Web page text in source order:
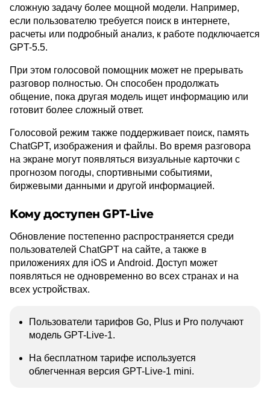
сложную задачу более мощной модели. Например,
если пользователю требуется поиск в интернете,
расчеты или подробный анализ, к работе подключается
GPT-5.5.
При этом голосовой помощник может не прерывать
разговор полностью. Он способен продолжать
общение, пока другая модель ищет информацию или
готовит более сложный ответ.
Голосовой режим также поддерживает поиск, память
ChatGPT, изображения и файлы. Во время разговора
на экране могут появляться визуальные карточки с
прогнозом погоды, спортивными событиями,
биржевыми данными и другой информацией.
Кому доступен GPT-Live
Обновление постепенно распространяется среди
пользователей ChatGPT на сайте, а также в
приложениях для iOS и Android. Доступ может
появляться не одновременно во всех странах и на
всех устройствах.
Пользователи тарифов Go, Plus и Pro получают
модель GPT-Live-1.
На бесплатном тарифе используется
облегченная версия GPT-Live-1 mini.